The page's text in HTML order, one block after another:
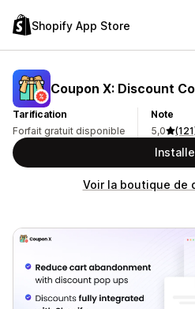
Shopify App Store
Coupon X: Discount
Tarification
Forfait gratuit disponible
Note
5,0
Voir la boutique de